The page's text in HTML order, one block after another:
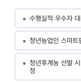
수행실적 우수자
청년농업인 스마
청년후계농 선발
정